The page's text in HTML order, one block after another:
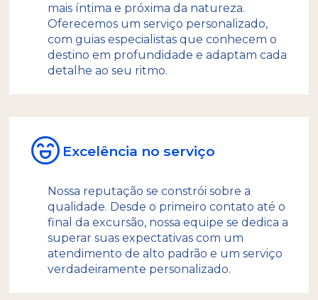
mais íntima e próxima da natureza.
Oferecemos um serviço personalizado,
com guias especialistas que conhecem o
destino em profundidade e adaptam cada
detalhe ao seu ritmo.
Excelência no serviço
Nossa reputação se constrói sobre a
qualidade. Desde o primeiro contato até o
final da excursão, nossa equipe se dedica a
superar suas expectativas com um
atendimento de alto padrão e um serviço
verdadeiramente personalizado.